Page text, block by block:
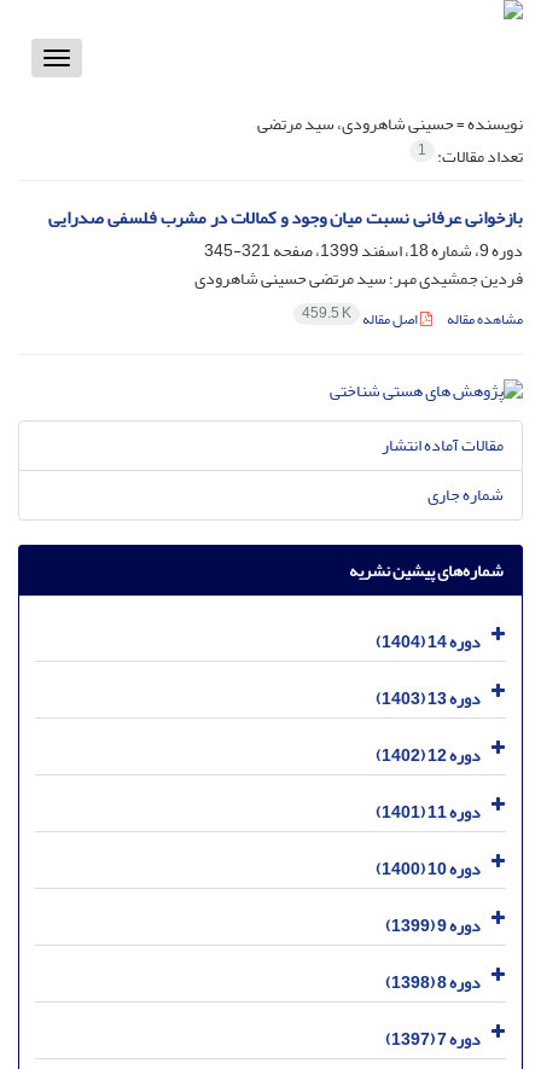
Toggle
نویسنده =حسینی شاهرودی، سید مرتضی
تعداد مقالات: 1
بازخوانی عرفانی نسبت میان وجود و کمالات در مشرب فلسفی صدرایی
دوره 9، شماره 18، اسفند 1399، صفحه
321-345
فردین جمشیدی مهر؛ سید مرتضی حسینی شاهرودی
مشاهده مقاله اصل مقاله 459.5 K
مقالات آماده انتشار
شماره جاری
شماره‌های پیشین نشریه
دوره 14 (1404)
دوره 13 (1403)
دوره 12 (1402)
دوره 11 (1401)
دوره 10 (1400)
دوره 9 (1399)
دوره 8 (1398)
دوره 7 (1397)